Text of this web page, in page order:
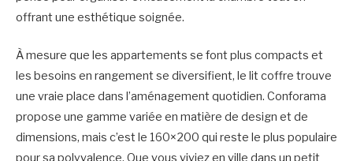
offrant une esthétique soignée.
À mesure que les appartements se font plus compacts et
les besoins en rangement se diversifient, le lit coffre trouve
une vraie place dans l’aménagement quotidien. Conforama
propose une gamme variée en matière de design et de
dimensions, mais c’est le 160×200 qui reste le plus populaire
pour sa polyvalence. Que vous viviez en ville dans un petit